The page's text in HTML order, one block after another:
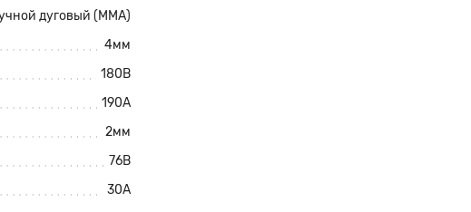
дуговый (ММА)
4мм
180В
190А
2мм
76В
30А